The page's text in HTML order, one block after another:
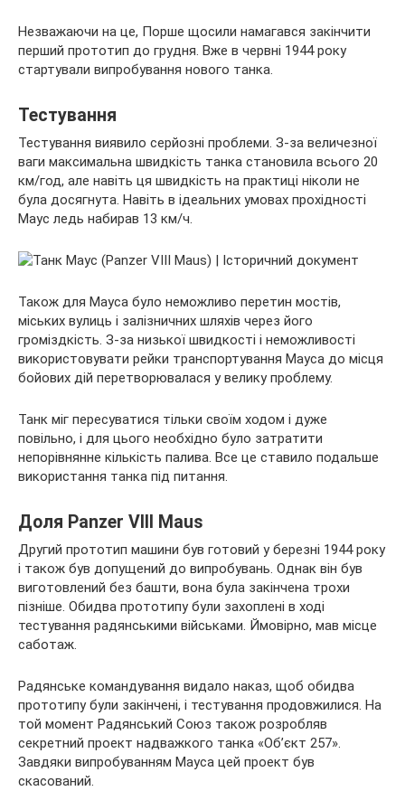
Незважаючи на це, Порше щосили намагався закінчити
перший прототип до грудня. Вже в червні 1944 року
стартували випробування нового танка.
Тестування
Тестування виявило серйозні проблеми. З-за величезної
ваги максимальна швидкість танка становила всього 20
км/год, але навіть ця швидкість на практиці ніколи не
була досягнута. Навіть в ідеальних умовах прохідності
Маус ледь набирав 13 км/ч.
Також для Мауса було неможливо перетин мостів,
міських вулиць і залізничних шляхів через його
громіздкість. З-за низької швидкості і неможливості
використовувати рейки транспортування Мауса до місця
бойових дій перетворювалася у велику проблему.
Танк міг пересуватися тільки своїм ходом і дуже
повільно, і для цього необхідно було затратити
непорівнянне кількість палива. Все це ставило подальше
використання танка під питання.
Доля Panzer VIII Maus
Другий прототип машини був готовий у березні 1944 року
і також був допущений до випробувань. Однак він був
виготовлений без башти, вона була закінчена трохи
пізніше. Обидва прототипу були захоплені в ході
тестування радянськими військами. Ймовірно, мав місце
саботаж.
Радянське командування видало наказ, щоб обидва
прототипу були закінчені, і тестування продовжилися. На
той момент Радянський Союз також розробляв
секретний проект надважкого танка «Об’єкт 257».
Завдяки випробуванням Мауса цей проект був
скасований.